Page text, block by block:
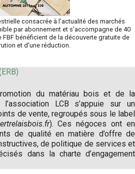
consacrée à l’actualité des marchés
par abonnement et s’accompagne de 40
bénéficient de la découverte gratuite de
et d’une réduction.
du matériau bois et de la
LCB s’appuie sur un
de vente, regroupés sous le label
). Ces négoces ont en
de qualité en matière d’offre de
de politique de services et
dans la charte d’engagement